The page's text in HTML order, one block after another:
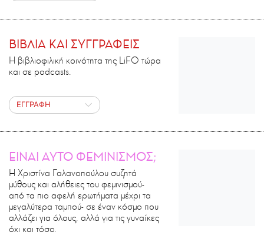
ΒΙΒΛΙΑ ΚΑΙ ΣΥΓΓΡΑΦΕΙΣ
H βιβλιοφιλική κοινότητα της LiFO τώρα
και σε podcasts.
ΕΓΓΡΑΦΗ
ΕΙΝΑΙ ΑΥΤΟ ΦΕΜΙΝΙΣΜΟΣ;
Η Χριστίνα Γαλανοπούλου συζητά
μύθους και αλήθειες του φεμινισμού-
από τα πιο αφελή ερωτήματα μέχρι τα
μεγαλύτερα ταμπού- σε έναν κόσμο που
αλλάζει για όλους, αλλά για τις γυναίκες
όχι και τόσο.